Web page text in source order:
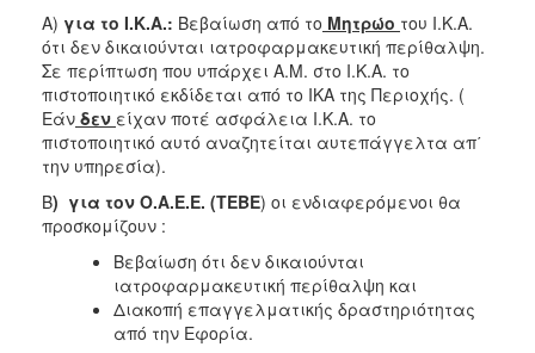
Α) για το Ι.Κ.Α.: Βεβαίωση από το Μητρώο του Ι.Κ.Α.
ότι δεν δικαιούνται ιατροφαρμακευτική περίθαλψη.
Σε περίπτωση που υπάρχει Α.Μ. στο Ι.Κ.Α. το
πιστοποιητικό εκδίδεται από το ΙΚΑ της Περιοχής. (
Εάν δεν είχαν ποτέ ασφάλεια Ι.Κ.Α. το
πιστοποιητικό αυτό αναζητείται αυτεπάγγελτα απ΄
την υπηρεσία).
Β) για τον Ο.Α.Ε.Ε. (ΤΕΒΕ) οι ενδιαφερόμενοι θα
προσκομίζουν :
Βεβαίωση ότι δεν δικαιούνται
ιατροφαρμακευτική περίθαλψη και
Διακοπή επαγγελματικής δραστηριότητας
από την Εφορία.